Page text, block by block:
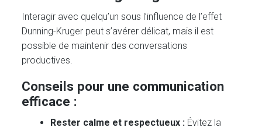
Interagir avec quelqu’un sous l’influence de l’effet
Dunning-Kruger peut s’avérer délicat, mais il est
possible de maintenir des conversations
productives.
Conseils pour une communication
efficace :
Rester calme et respectueux : Évitez la